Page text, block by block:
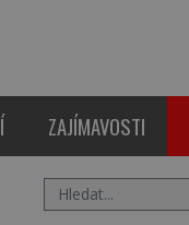
ZAJÍMAVOSTI